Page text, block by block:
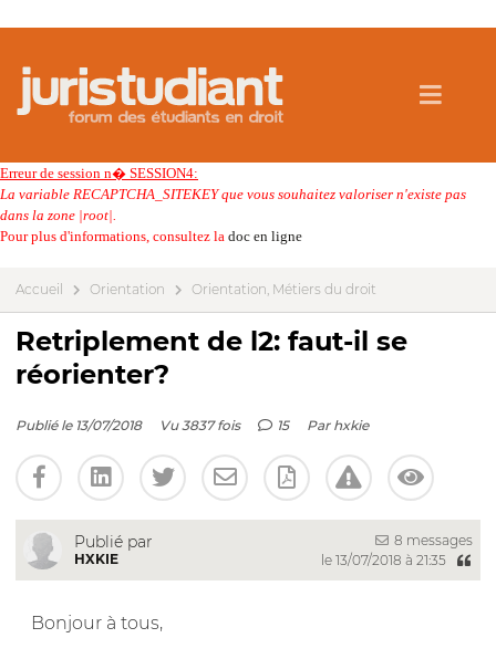
Erreur de session n� SESSION4:
La variable RECAPTCHA_SITEKEY que vous souhaitez valoriser n'existe pas
dans la zone |root|.
Pour plus d'informations, consultez la doc en ligne
Accueil Orientation Orientation, Métiers du droit
Retriplement de l2: faut-il se
réorienter?
Publié le 13/07/2018 Vu 3837 fois 15 Par hxkie
Publié par
HXKIE
8 messages
le 13/07/2018 à 21:35
Bonjour à tous,